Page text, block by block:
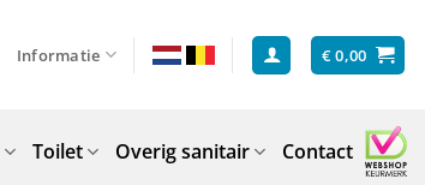
Informatie €0,00
Toilet Overig sanitair Contact